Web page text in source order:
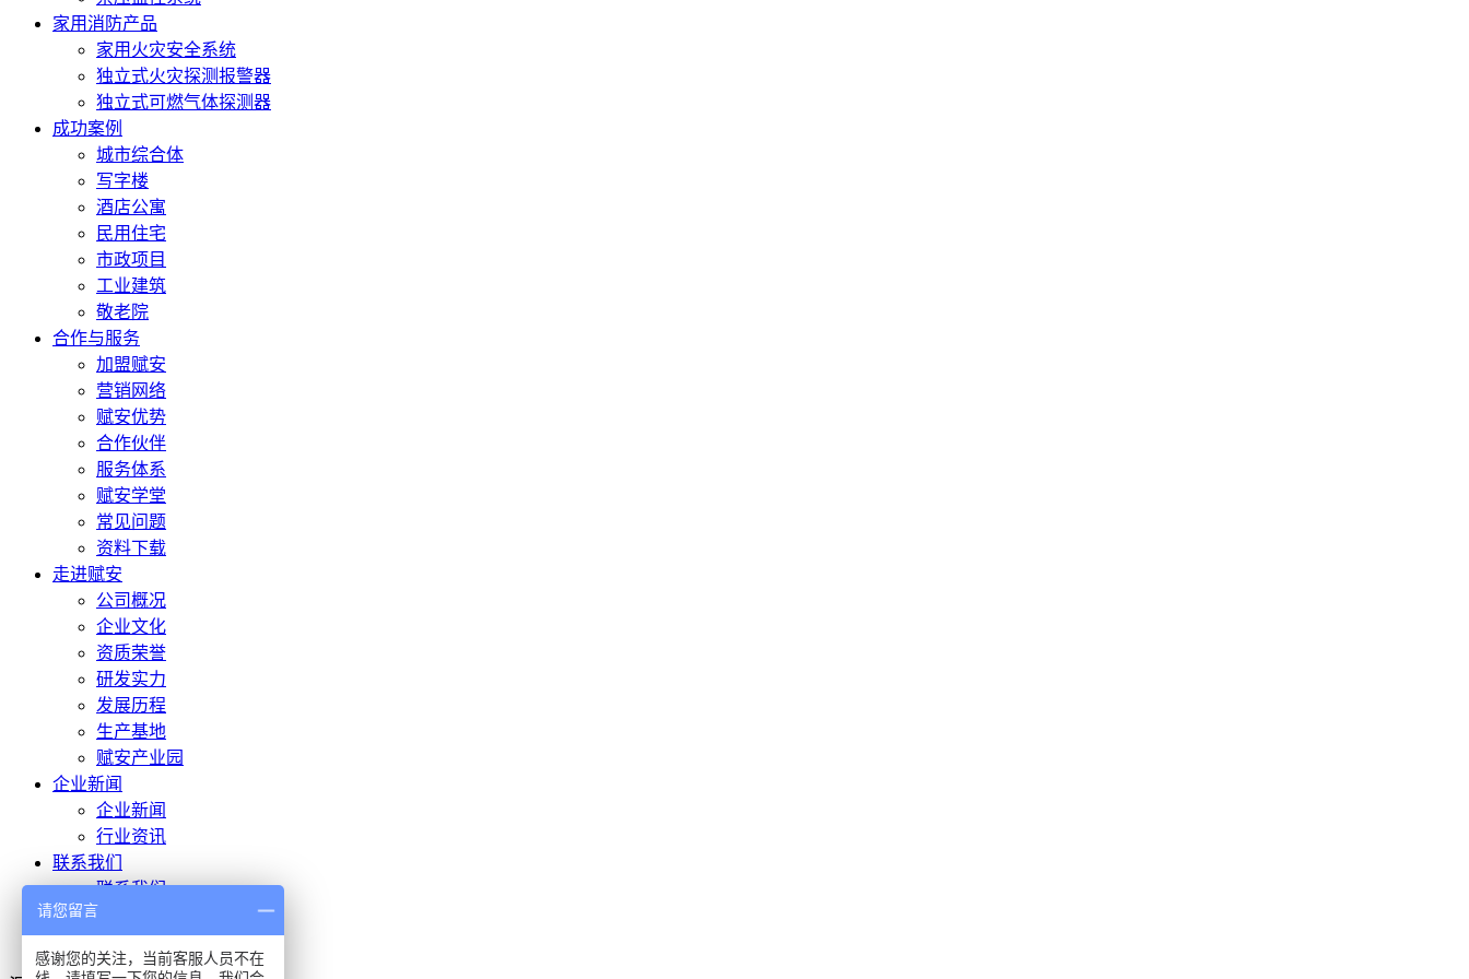
家用消防产品
家用火灾安全系统
独立式火灾探测报警器
独立式可燃气体探测器
成功案例
城市综合体
写字楼
酒店公寓
民用住宅
市政项目
工业建筑
敬老院
合作与服务
加盟赋安
营销网络
赋安优势
合作伙伴
服务体系
赋安学堂
常见问题
资料下载
走进赋安
公司概况
企业文化
资质荣誉
研发实力
发展历程
生产基地
赋安产业园
企业新闻
企业新闻
行业资讯
联系我们
联系我们
投诉建议
请您留言
感谢您的关注，当前客服人员不在